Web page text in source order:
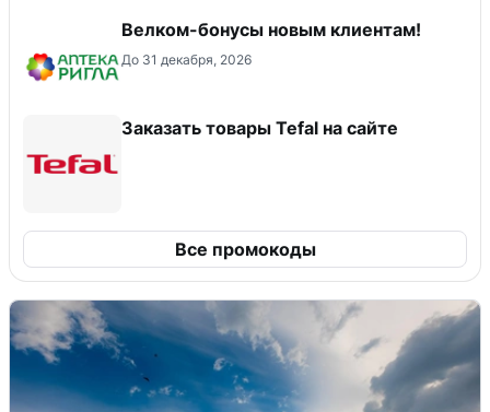
Велком-бонусы новым клиентам!
До 31 декабря, 2026
Заказать товары Tefal на сайте
Все промокоды